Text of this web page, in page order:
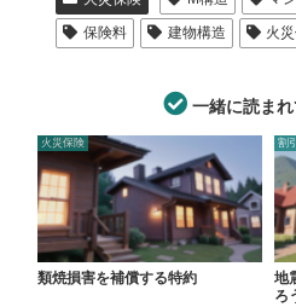
保険料
建物構造 火
一緒に読ま
火災保険
類焼損害を補償する特約
割引
地
ろ